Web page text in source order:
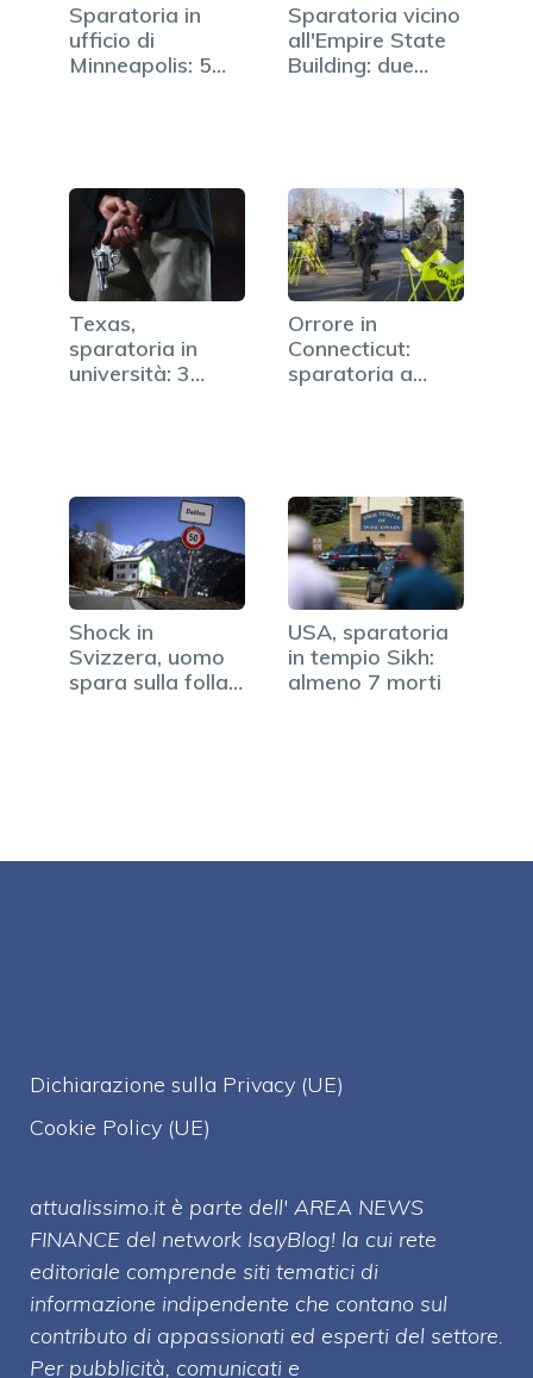
Sparatoria in
ufficio di
Minneapolis: 5
Sparatoria vicino
all'Empire State
Building: due
Texas,
sparatoria in
università: 3
Orrore in
Connecticut:
sparatoria a
Shock in
Svizzera, uomo
spara sulla folla:
USA, sparatoria
in tempio Sikh:
almeno 7 morti
Dichiarazione sulla Privacy (UE)
Cookie Policy (UE)
attualissimo.it è parte dell' AREA NEWS
FINANCE del network IsayBlog! la cui rete
editoriale comprende siti tematici di
informazione indipendente che contano sul
contributo di appassionati ed esperti del settore.
Per pubblicità, comunicati e